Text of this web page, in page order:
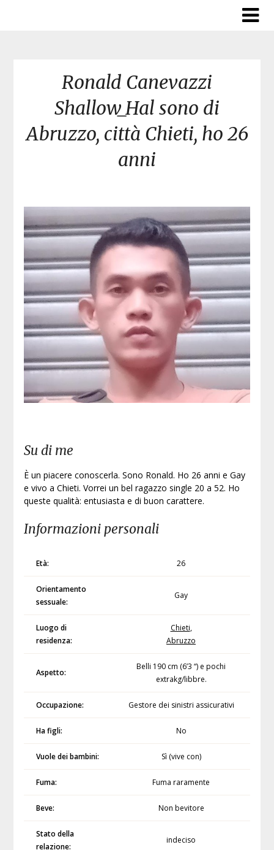
Ronald Canevazzi
Shallow_Hal sono di
Abruzzo, città Chieti, ho 26
anni
Su di me
È un piacere conoscerla. Sono Ronald. Ho 26 anni e Gay
e vivo a Chieti. Vorrei un bel ragazzo single 20 a 52. Ho
queste qualità: entusiasta e di buon carattere.
Informazioni personali
Età: 26
Orientamento
sessuale:
Gay
Luogo di
residenza:
Chieti,
Abruzzo
Aspetto:
Belli 190 cm (6’3 “) e pochi
extrakg/libbre.
Occupazione: Gestore dei sinistri assicurativi
Ha figli: No
Vuole dei bambini: Sì (vive con)
Fuma: Fuma raramente
Beve: Non bevitore
Stato della
relazione:
indeciso